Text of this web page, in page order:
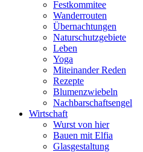
Festkommitee
Wanderrouten
Übernachtungen
Naturschutzgebiete
Leben
Yoga
Miteinander Reden
Rezepte
Blumenzwiebeln
Nachbarschaftsengel
Wirtschaft
Wurst von hier
Bauen mit Elfia
Glasgestaltung